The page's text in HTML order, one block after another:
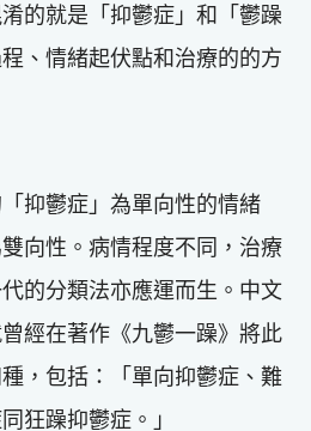
的就是「抑鬱症」和「鬱躁
、情緒起伏點和治療的的方
抑鬱症」為單向性的情緒
向性。病情程度不同，治療
的分類法亦應運而生。中文
經在著作《九鬱一躁》將此
，包括：「單向抑鬱症、難
狂躁抑鬱症。」